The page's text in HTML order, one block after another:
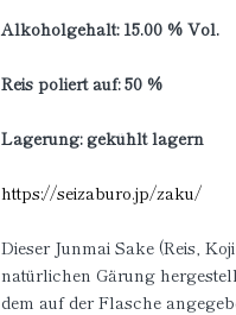
Alkoholgehalt: 15.00 % Vol.
Reis poliert auf: 50 %
Lagerung: gekühlt lagern
https://seizaburo.jp/zaku/
Dieser Junmai Sake (Reis,
natürlichen Gärung
dem auf der Flasche